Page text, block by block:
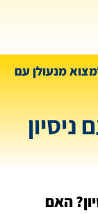
מנעולן עם
האם